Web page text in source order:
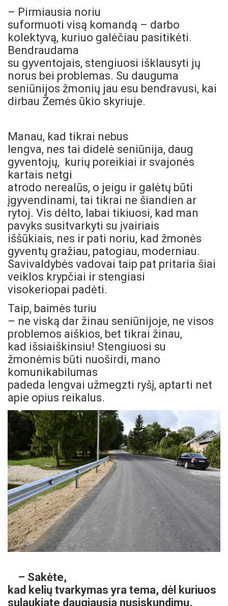
– Pirmiausia noriu
suformuoti visą komandą – darbo
kolektyvą, kuriuo galėčiau pasitikėti.
Bendraudama
su gyventojais, stengiuosi išklausyti jų
norus bei problemas. Su dauguma
seniūnijos žmonių jau esu bendravusi, kai
dirbau Žemės ūkio skyriuje.
Manau, kad tikrai nebus
lengva, nes tai didelė seniūnija, daug
gyventojų, kurių poreikiai ir svajonės
kartais netgi
atrodo nerealūs, o jeigu ir galėtų būti
įgyvendinami, tai tikrai ne šiandien ar
rytoj. Vis dėlto, labai tikiuosi, kad man
pavyks susitvarkyti su įvairiais
iššūkiais, nes ir pati noriu, kad žmonės
gyventų gražiau, patogiau, moderniau.
Savivaldybės vadovai taip pat pritaria šiai
veiklos krypčiai ir stengiasi
visokeriopai padėti.
Taip, baimės turiu
– ne viską dar žinau seniūnijoje, ne visos
problemos aiškios, bet tikrai žinau,
kad išsiaiškinsiu! Stengiuosi su
žmonėmis būti nuoširdi, mano
komunikabilumas
padeda lengvai užmegzti ryšį, aptarti net
apie opius reikalus.
– Sakėte,
kad kelių tvarkymas yra tema, dėl kuriuos
sulaukiate daugiausia nusiskundimų,